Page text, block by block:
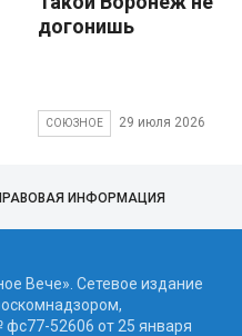
догонишь
СОЮЗНОЕ 29 июля 2026
ИНФОРМАЦИЯ
Вече». Сетевое издание
52606 от 25 января